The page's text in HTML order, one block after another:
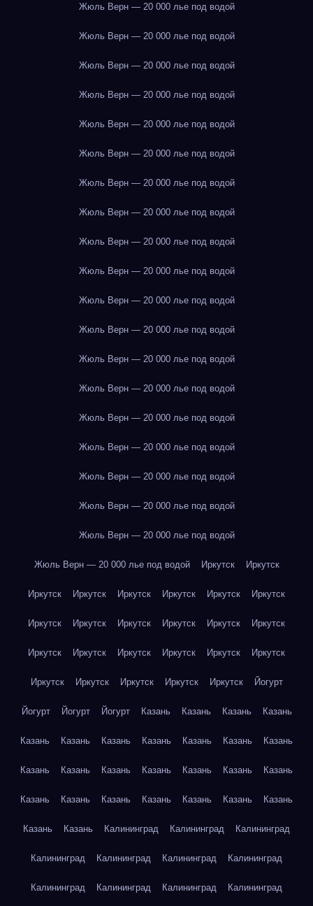
Жюль Верн — 20 000 лье под водой
Жюль Верн — 20 000 лье под водой
Жюль Верн — 20 000 лье под водой
Жюль Верн — 20 000 лье под водой
Жюль Верн — 20 000 лье под водой
Жюль Верн — 20 000 лье под водой
Жюль Верн — 20 000 лье под водой
Жюль Верн — 20 000 лье под водой
Жюль Верн — 20 000 лье под водой
Жюль Верн — 20 000 лье под водой
Жюль Верн — 20 000 лье под водой
Жюль Верн — 20 000 лье под водой
Жюль Верн — 20 000 лье под водой
Жюль Верн — 20 000 лье под водой
Жюль Верн — 20 000 лье под водой
Жюль Верн — 20 000 лье под водой
Жюль Верн — 20 000 лье под водой
Жюль Верн — 20 000 лье под водой
Жюль Верн — 20 000 лье под водой
Жюль Верн — 20 000 лье под водой Иркутск Иркутск
Иркутск Иркутск Иркутск Иркутск Иркутск Иркутск
Иркутск Иркутск Иркутск Иркутск Иркутск Иркутск
Иркутск Иркутск Иркутск Иркутск Иркутск Иркутск
Иркутск Иркутск Иркутск Иркутск Иркутск Йогурт
Йогурт Йогурт Йогурт Казань Казань Казань Казань
Казань Казань Казань Казань Казань Казань Казань
Казань Казань Казань Казань Казань Казань Казань
Казань Казань Казань Казань Казань Казань Казань
Казань Казань Калининград Калининград Калининград
Калининград Калининград Калининград Калининград
Калининград Калининград Калининград Калининград